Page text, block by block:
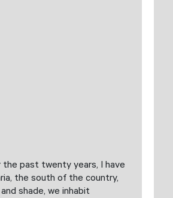
the past twenty years, I have
the south of the country,
shade, we inhabit